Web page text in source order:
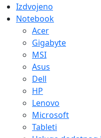
Izdvojeno
Notebook
Acer
Gigabyte
MSI
Asus
Dell
HP
Lenovo
Microsoft
Tableti